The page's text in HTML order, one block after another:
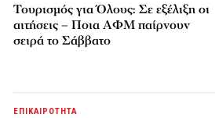
Τουρισμός για Όλους: Σε εξέλιξη οι
αιτήσεις – Ποια ΑΦΜ παίρνουν
σειρά το Σάββατο
ΕΠΙΚΑΙΡΟΤΗΤΑ